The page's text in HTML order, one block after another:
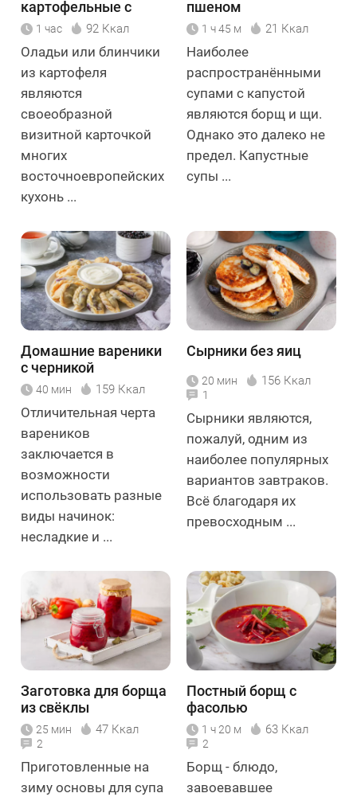
картофельные с
грибами
1 час 92 Ккал
Оладьи или блинчики
из картофеля
являются
своеобразной
визитной карточкой
многих
восточноевропейских
кухонь ...
пшеном
1 ч 45 м 21 Ккал
Наиболее
распространёнными
супами с капустой
являются борщ и щи.
Однако это далеко не
предел. Капустные
супы ...
Домашние вареники
с черникой
40 мин 159 Ккал
Отличительная черта
вареников
заключается в
возможности
использовать разные
виды начинок:
несладкие и ...
Сырники без яиц
20 мин 156 Ккал
1
Сырники являются,
пожалуй, одним из
наиболее популярных
вариантов завтраков.
Всё благодаря их
превосходным ...
Заготовка для борща
из свёклы
25 мин 47 Ккал
2
Приготовленные на
зиму основы для супа
Постный борщ с
фасолью
1 ч 20 м 63 Ккал
2
Борщ - блюдо,
завоевавшее